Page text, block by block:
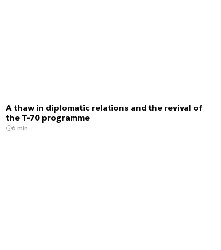
A thaw in diplomatic relations and the revival of
the T-70 programme
6 min.